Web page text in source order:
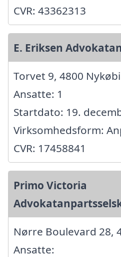
CVR: 43362313
E. Eriksen
Torvet 9, 4800
Ansatte: 1
Startdato: 19.
Virksomhedsform:
CVR: 17458841
Primo Victoria
Nørre Boulevard 28,
Ansatte: